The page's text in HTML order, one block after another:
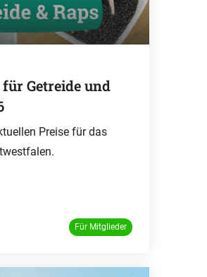
Getreide und
Preise für das
Für Mitglieder